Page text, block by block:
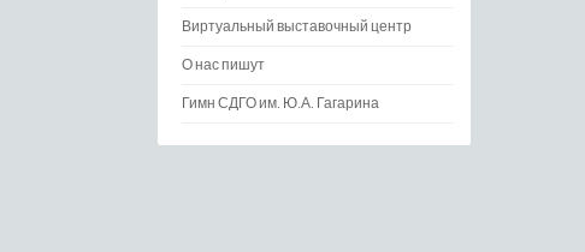
Виртуальный выставочный центр
О нас пишут
Гимн СДГО им. Ю.А. Гагарина